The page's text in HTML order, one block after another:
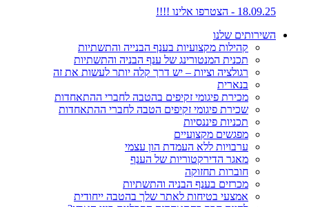
18.09.25 - הצטרפו אלינו !!!!
השירותים שלנו
קהילות מקצועיות בענף הבנייה והתשתיות
תכנית המנטורינג של ענף הבניה והתשתיות
רגולציה וציות – יש דרך קלה יותר לעשות את זה
בנארית
מכירת פיגומי זקיפים בהטבה לחברי ההתאחדות
שכירת פיגומי זקיפים הטבה לחברי ההתאחדות
תכניות פיננסיות
מפגשים מקצועיים
ערבויות ללא העמדת הון עצמי
מאגר הדירקטוריות של הענף
חוברות תחזוקה
מכרזים בענף הבניה והתשתיות
אמצעי בטיחות לאתר שלך בהטבה ייחודית